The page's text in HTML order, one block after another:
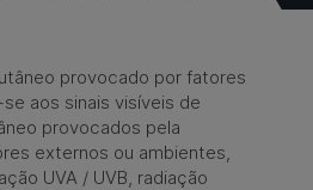
provocado por fatores
aos sinais visíveis de
provocados pela
externos ou ambientes,
UVA / UVB, radiação